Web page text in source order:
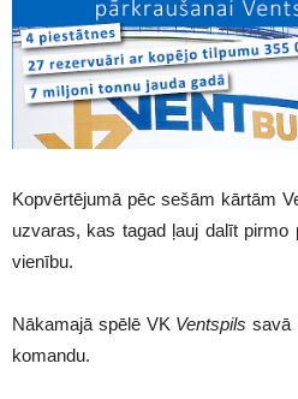
Kopvērtējumā pēc sešām kārtām
uzvaras, kas tagad ļauj dalīt
vienību.
Nākamajā spēlē VK Ventspils savā
komandu.